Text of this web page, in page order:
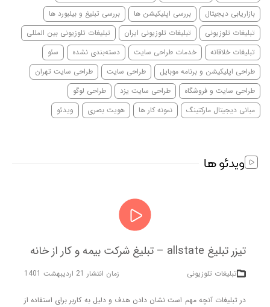
بازاریابی دیجیتال بررسی اپلیکیشن ها
بررسی تبلیغ و بیلبورد ها
تبلیغات تلوزیونی
تبلیغات تلوزیونی ایران
تبلیغات تلوزیونی بین المللی
تبلیغات خلاقانه
خدمات طراحی سایت دسته‌بندی نشده
سئو
طراحی اپلیکیشن و برنامه موبایل
طراحی سایت
طراحی سایت تهران
طراحی سایت و فروشگاه
طراحی سایت یزد
طراحی لوگو
مبانی دیجیتال مارکتینگ
نمونه کار ها هویت بصری ویدئو
ویدئو ها
تیزر تبلیغ allstate – تبلیغ شرکت بیمه و کار از خانه
تبلیغات تلوزیونی زمان انتشار 21 اردیبهشت 1401
در تبلیغات آنچه مهم است نشان دادن هدف و دلیل به کاربر برای استفاده از